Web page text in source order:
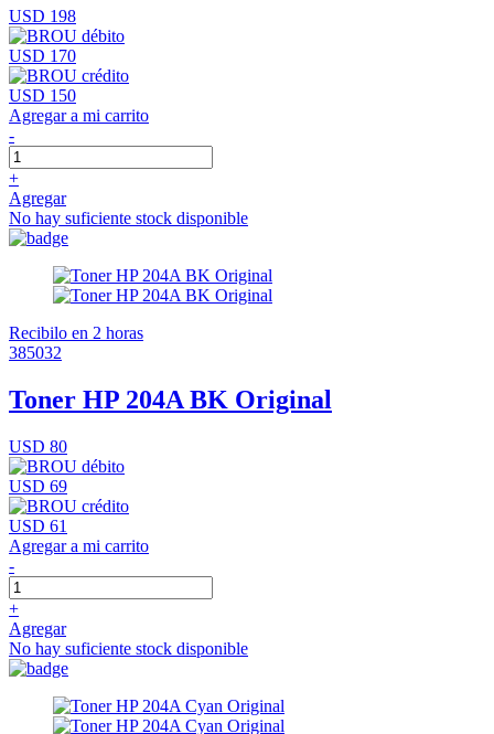
USD 198
USD 170
USD 150
Agregar a mi carrito
-
+
Agregar
No hay suficiente stock disponible
Recibilo en 2 horas
385032
Toner HP 204A BK Original
USD 80
USD 69
USD 61
Agregar a mi carrito
-
+
Agregar
No hay suficiente stock disponible